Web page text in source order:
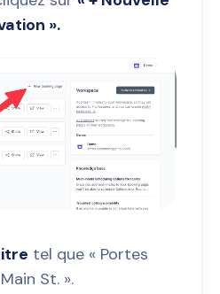
».
tel que « Portes
St. ».